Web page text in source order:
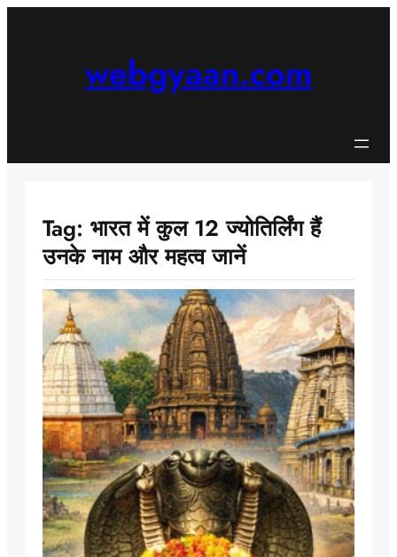
webgyaan.com
Tag: भारत में कुल 12 ज्योतिर्लिंग हैं
उनके नाम और महत्व जानें